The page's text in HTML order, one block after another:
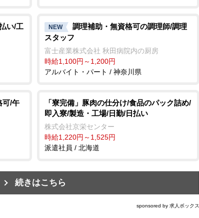
い/工
NEW
調理補助・無資格可の調理師/調理
スタッフ
富士産業株式会社 秋田病院内の厨房
時給1,100円～1,200円
アルバイト・パート / 神奈川県
可/午
「寮完備」豚肉の仕分け/食品のパック詰め/
即入寮/製造・工場/日勤/日払い
株式会社京栄センター
時給1,220円～1,525円
派遣社員 / 北海道
続きはこちら
sponsored by 求人ボックス